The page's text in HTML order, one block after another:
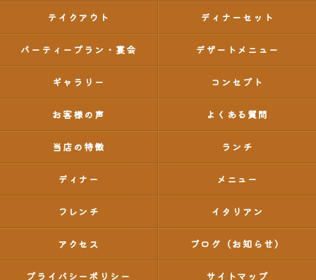
テイクアウト ディナーセット
パーティープラン・宴会 デザートメニュー
ギャラリー コンセプト
お客様の声 よくある質問
当店の特徴 ランチ
ディナー メニュー
フレンチ イタリアン
アクセス ブログ（お知らせ）
プライバシーポリシー サイトマップ